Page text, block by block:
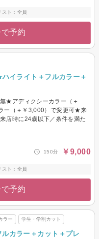
スト：全員
予約
イライト＋フルカラー＋
★アディクシーカラー（＋
ー（＋￥3,000）で変更可★来
店時に24歳以下／条件を満た
150分 ￥9,000
スト：全員
予約
ラー 学生・学割カット
カラー＋カット＋プレ